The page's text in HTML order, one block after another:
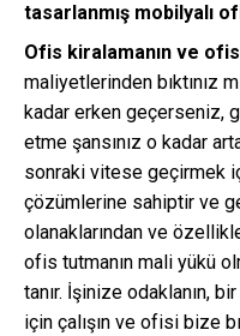
tasarlanmış mobilyalı
Ofis kiralamanın ve ofis
maliyetlerinden bıktınız
kadar erken geçerseniz,
etme şansınız o kadar
sonraki vitese geçirmek
çözümlerine sahiptir ve
olanaklarından ve
ofis tutmanın mali yükü
tanır. İşinize odaklanın,
için çalışın ve ofisi bize